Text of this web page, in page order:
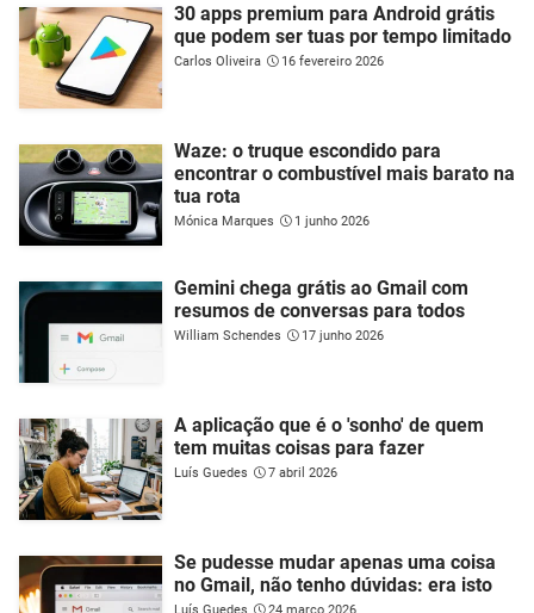
30 apps premium para Android grátis
que podem ser tuas por tempo limitado
Carlos Oliveira 16 fevereiro 2026
Waze: o truque escondido para
encontrar o combustível mais barato na
tua rota
Mónica Marques 1 junho 2026
Gemini chega grátis ao Gmail com
resumos de conversas para todos
William Schendes 17 junho 2026
A aplicação que é o 'sonho' de quem
tem muitas coisas para fazer
Luís Guedes 7 abril 2026
Se pudesse mudar apenas uma coisa
no Gmail, não tenho dúvidas: era isto
Luís Guedes 24 março 2026